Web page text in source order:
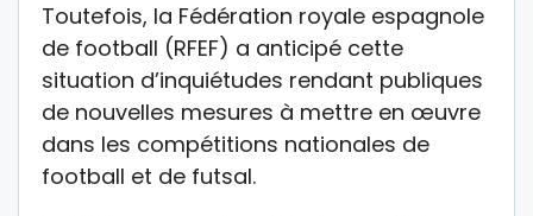
Toutefois, la Fédération royale espagnole
de football (RFEF) a anticipé cette
situation d’inquiétudes rendant publiques
de nouvelles mesures à mettre en œuvre
dans les compétitions nationales de
football et de futsal.